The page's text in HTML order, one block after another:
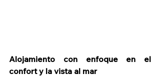
Alojamiento con enfoque en el
confort y la vista al mar